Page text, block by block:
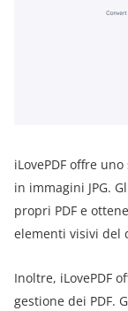
iLovePDF offre
in immagini JPG.
propri PDF e
elementi visivi del
Inoltre, iLovePDF
gestione dei PDF.